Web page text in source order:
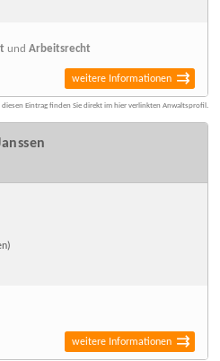
undArbeitsrecht
weitere Informationen
Eintrag finden Sie direkt im hier verlinkten Anwaltsprofil.
weitere Informationen